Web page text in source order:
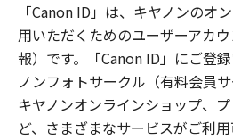
「Canon ID」は、キヤノンのオ
用いただくためのユーザーアカ
報）です。「Canon ID」にご登
ノンフォトサークル（有料会員サ
キヤノンオンラインショップ、
ど、さまざまなサービスがご利